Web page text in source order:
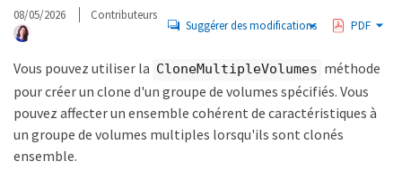
08/05/2026 Contributeurs
Suggérer des modifications PDF
Vous pouvez utiliser la CloneMultipleVolumes méthode
pour créer un clone d'un groupe de volumes spécifiés. Vous
pouvez affecter un ensemble cohérent de caractéristiques à
un groupe de volumes multiples lorsqu'ils sont clonés
ensemble.